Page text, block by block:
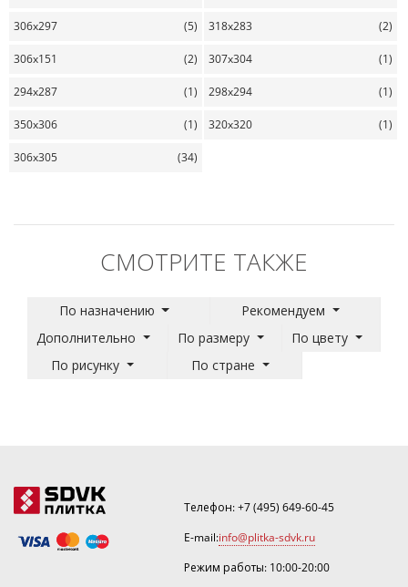
306x297 (5) 318x283 (2)
306x151 (2) 307x304 (1)
294x287 (1) 298x294 (1)
350x306 (1) 320x320 (1)
306x305 (34)
СМОТРИТЕ ТАКЖЕ
По назначению
Рекомендуем
Дополнительно
По размеру
По цвету
По рисунку
По стране
Телефон:+7 (495) 649-60-45
E-mail:info@plitka-sdvk.ru
Режим работы: 10:00-20:00